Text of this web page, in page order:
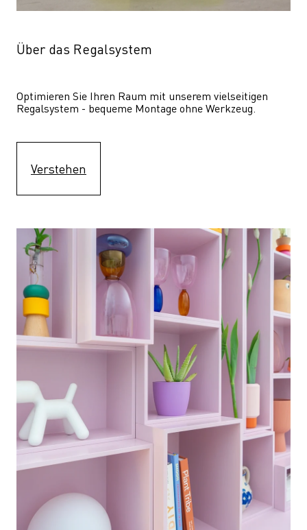
Über das Regalsystem
Optimieren Sie Ihren Raum mit unserem vielseitigen
Regalsystem - bequeme Montage ohne Werkzeug.
Verstehen